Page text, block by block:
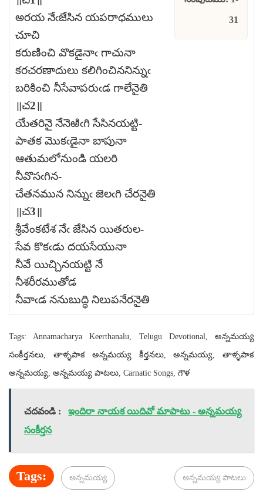
అరయ నేఁజేసిన యపరాధములు
చూచి
కరుణించి వొకడైనాఁ గాచునా
కరచరణాదులు కలిగించిననిన్నుఁ
బరికించి నీసేవాపరుఁడ గాలేనైతి
॥చ2॥
యేతరినై నేనెఱిఁగి సేసినయట్టి-
పాతక మొకఁడైనా బాపునా
ఆతుమలోనుండి యలరి
నీవొసఁగిన-
చేతనమున నిన్నుఁ జెలఁగి చేరనైతి
॥చ3॥
శ్రీవేంకటేశ నేఁ జేసిన యితరుల-
సేవ కొకఁడు దయసేయునా
నీవే యిచ్చినయట్టి నే
నీశరీరముతోడ
నీవాఁడ ననుబుద్ధి నిలుపనేరనైతి
31
Tags: Annamacharya Keerthanalu, Telugu Devotional, అన్నమయ్య
సంకీర్తనలు, తాళ్ళపాక అన్నమయ్య కీర్తనలు, అన్నమయ్య, తాళ్ళపాక
అన్నమయ్య, అన్నమయ్య పాటలు, Carnatic Songs, గౌళ
చదవండి :
ఇందిరా నాయక యిదివో మాపాటు - అన్నమయ్య
సంకీర్తన
Tags: అన్నమయ్య అన్నమయ్య పాటలు